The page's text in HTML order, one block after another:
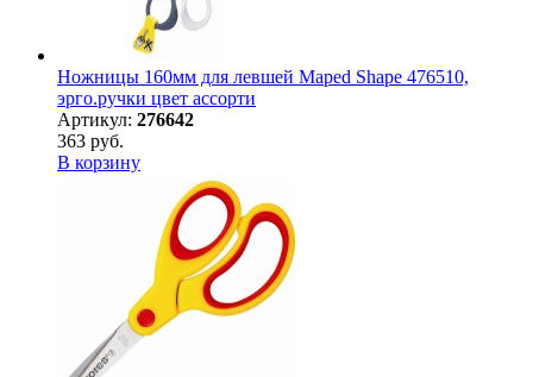
Ножницы 160мм для левшей Maped Shape 476510,
эрго.ручки цвет ассорти
Артикул: 276642
363 руб.
В корзину